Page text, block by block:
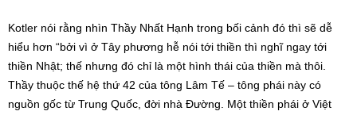
Kotler nói rằng nhìn Thầy Nhất Hạnh trong bối cảnh đó thì sẽ dễ
hiểu hơn “bởi vì ở Tây phương hễ nói tới thiền thì nghĩ ngay tới
thiền Nhật; thế nhưng đó chỉ là một hình thái của thiền mà thôi.
Thầy thuộc thế hệ thứ 42 của tông Lâm Tế – tông phái này có
nguồn gốc từ Trung Quốc, đời nhà Đường. Một thiền phái ở Việt